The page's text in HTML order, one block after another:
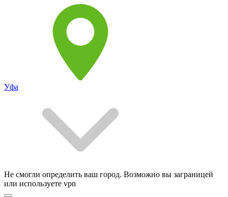
Уфа
Не смогли определить ваш город. Возможно вы заграницей
или используете vpn